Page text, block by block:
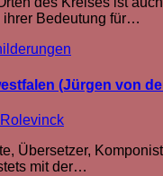
ihrer Bedeutung für…
(Jürgen von
Rolevinck
Übersetzer,
mit der…